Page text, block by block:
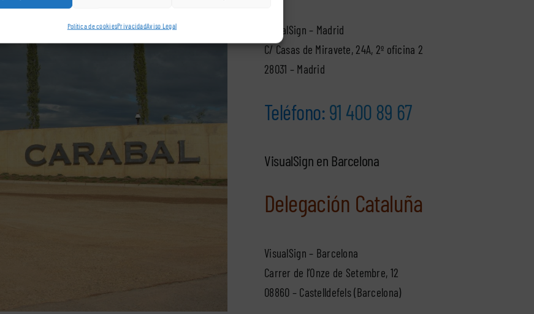
Política de cookiesPrivacidadAviso Legal
VisualSign – Madrid
C/ Casas de Miravete, 24A, 2º oficina 2
28031 – Madrid
Teléfono:91 400 89 67
VisualSign en Barcelona
Delegación Cataluña
VisualSign – Barcelona
Carrer de l’Onze de Setembre, 12
08860 – Castelldefels (Barcelona)